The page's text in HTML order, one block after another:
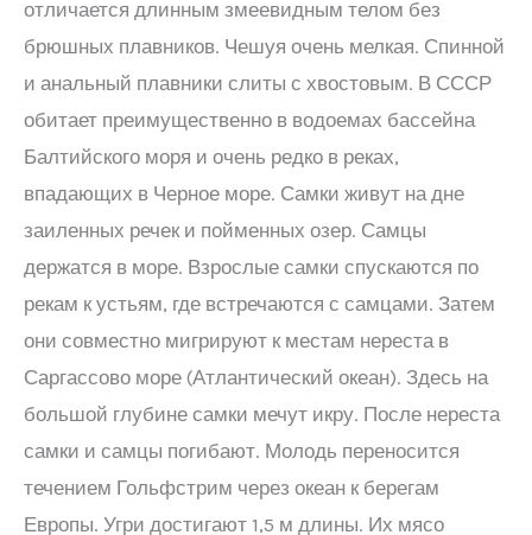
отличается длинным змеевидным телом без
брюшных плавников. Чешуя очень мелкая. Спинной
и анальный плавники слиты с хвостовым. В СССР
обитает преимущественно в водоемах бассейна
Балтийского моря и очень редко в реках,
впадающих в Черное море. Самки живут на дне
заиленных речек и пойменных озер. Самцы
держатся в море. Взрослые самки спускаются по
рекам к устьям, где встречаются с самцами. Затем
они совместно мигрируют к местам нереста в
Саргассово море (Атлантический океан). Здесь на
большой глубине самки мечут икру. После нереста
самки и самцы погибают. Молодь переносится
течением Гольфстрим через океан к берегам
Европы. Угри достигают 1,5 м длины. Их мясо